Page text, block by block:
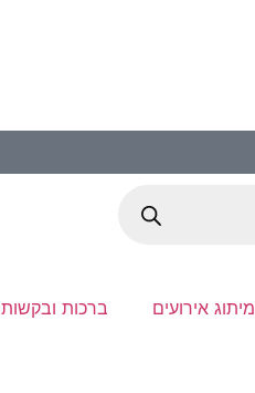
מיתוג אירועים ברכות ובקשות